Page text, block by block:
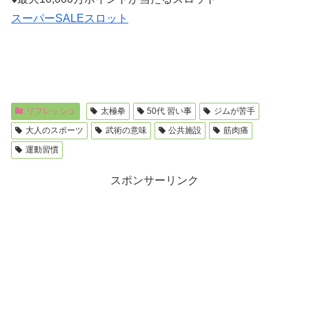
スーパーSALEスロット
リフレッシュ 太極拳 50代 習い事
ジムが苦手
大人のスポーツ
武術の意味 公共施設
筋肉痛
運動習慣
スポンサーリンク